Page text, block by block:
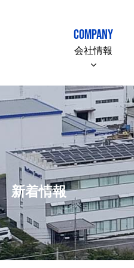
COMPANY
会社情報
新着情報